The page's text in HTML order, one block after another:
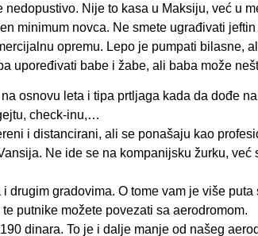
Nije to kasa u Maksiju, već u
minimum novca. Ne smete ugrađivati
opremu. Lepo je pumpati bilasne,
upoređivati babe i žabe, ali baba može
osnovu leta i tipa prtljaga kada da dođe
check-inu,…
i distancirani, ali se ponašaju kao
Ne ide se na kompanijsku žurku, već
gradovima. O tome vam je više
putnike možete povezati sa aerodromom.
dinara. To je i dalje manje od našeg